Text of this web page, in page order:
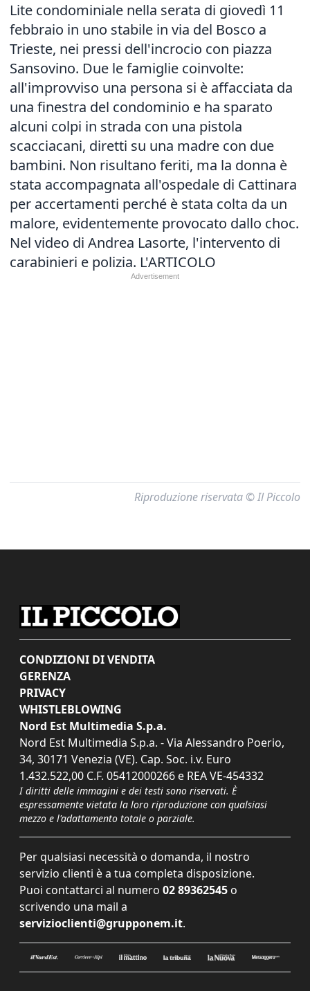
Lite condominiale nella serata di giovedì 11
febbraio in uno stabile in via del Bosco a
Trieste, nei pressi dell'incrocio con piazza
Sansovino. Due le famiglie coinvolte:
all'improvviso una persona si è affacciata da
una finestra del condominio e ha sparato
alcuni colpi in strada con una pistola
scacciacani, diretti su una madre con due
bambini. Non risultano feriti, ma la donna è
stata accompagnata all'ospedale di Cattinara
per accertamenti perché è stata colta da un
malore, evidentemente provocato dallo choc.
Nel video di Andrea Lasorte, l'intervento di
carabinieri e polizia. L'ARTICOLO
Riproduzione riservata © Il Piccolo
CONDIZIONI DI VENDITA
GERENZA
PRIVACY
WHISTLEBLOWING
Nord Est Multimedia S.p.a.
Nord Est Multimedia S.p.a. - Via Alessandro Poerio,
34, 30171 Venezia (VE). Cap. Soc. i.v. Euro
1.432.522,00 C.F. 05412000266 e REA VE-454332
I diritti delle immagini e dei testi sono riservati. È
espressamente vietata la loro riproduzione con qualsiasi
mezzo e l'adattamento totale o parziale.
Per qualsiasi necessità o domanda, il nostro
servizio clienti è a tua completa disposizione.
Puoi contattarci al numero 02 89362545 o
scrivendo una mail a
servizioclienti@grupponem.it.